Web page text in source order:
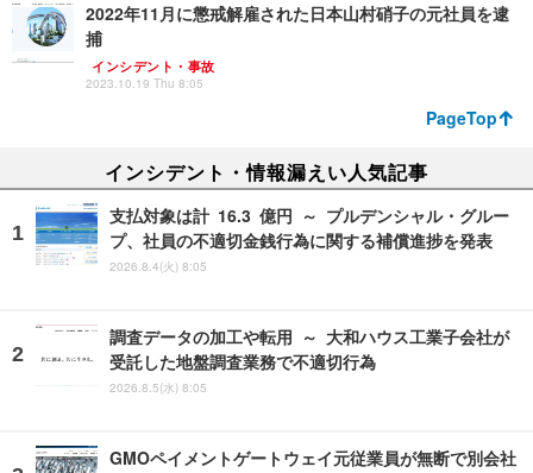
2022年11月に懲戒解雇された日本山村硝子の元社員を逮
捕
インシデント・事故
2023.10.19 Thu 8:05
PageTop
インシデント・情報漏えい人気記事
支払対象は計 16.3 億円 ～ プルデンシャル・グルー
プ、社員の不適切金銭行為に関する補償進捗を発表
2026.8.4(火) 8:05
調査データの加工や転用 ～ 大和ハウス工業子会社が
受託した地盤調査業務で不適切行為
2026.8.5(水) 8:05
GMOペイメントゲートウェイ元従業員が無断で別会社